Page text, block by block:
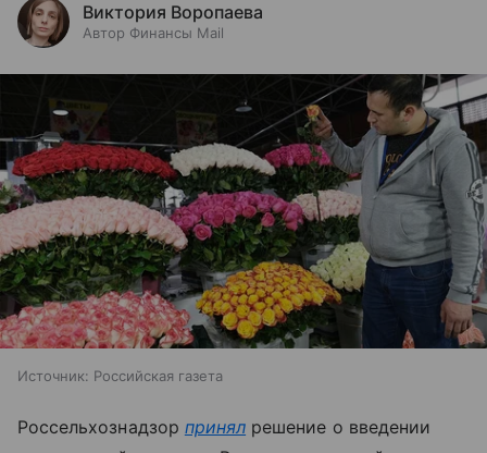
Виктория Воропаева
Автор Финансы Mail
Источник: Российская газета
Россельхознадзор принял решение о введении